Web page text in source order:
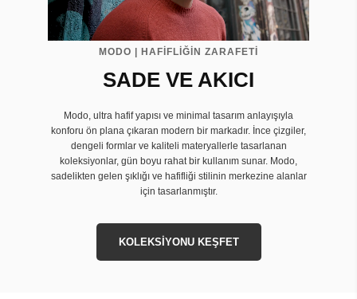
MODO | HAFİFLİĞİN ZARAFETİ
SADE VE AKICI
Modo, ultra hafif yapısı ve minimal tasarım anlayışıyla
konforu ön plana çıkaran modern bir markadır. İnce çizgiler,
dengeli formlar ve kaliteli materyallerle tasarlanan
koleksiyonlar, gün boyu rahat bir kullanım sunar. Modo,
sadelikten gelen şıklığı ve hafifliği stilinin merkezine alanlar
için tasarlanmıştır.
KOLEKSİYONU KEŞFET